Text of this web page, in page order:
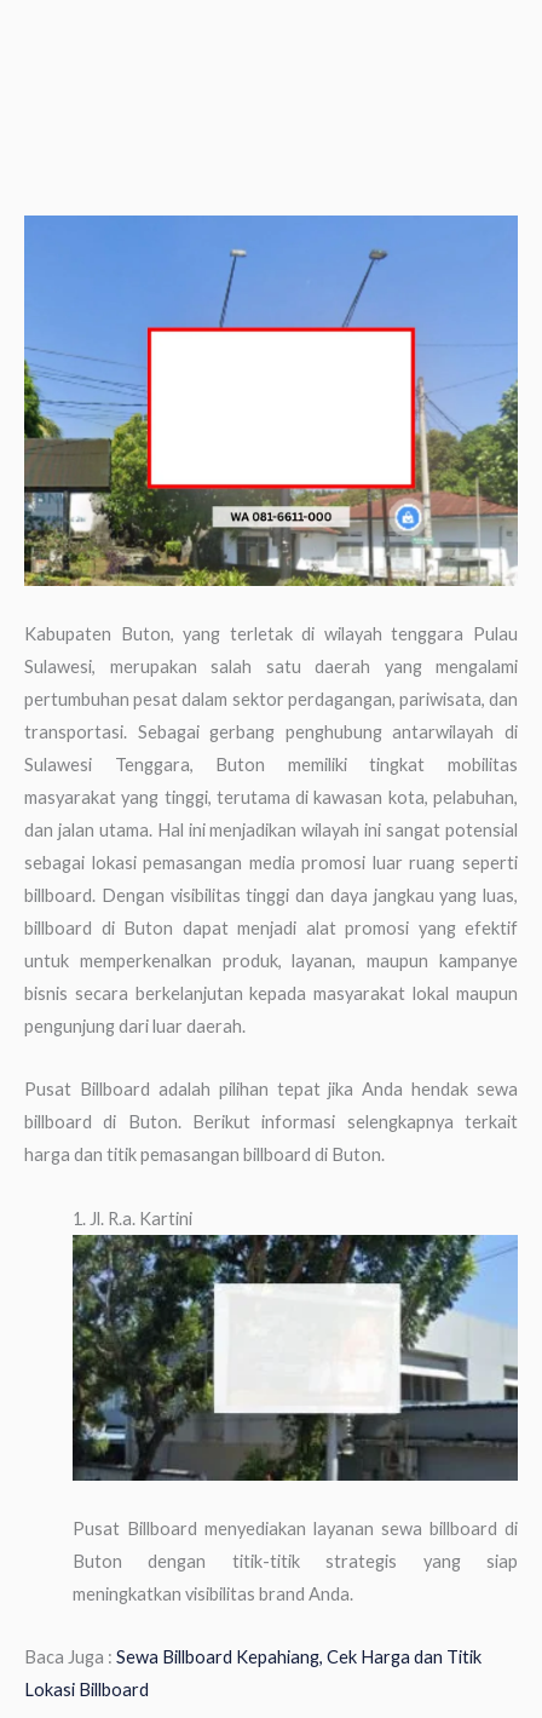
Kabupaten Buton, yang terletak di wilayah tenggara Pulau
Sulawesi, merupakan salah satu daerah yang mengalami
pertumbuhan pesat dalam sektor perdagangan, pariwisata, dan
transportasi. Sebagai gerbang penghubung antarwilayah di
Sulawesi Tenggara, Buton memiliki tingkat mobilitas
masyarakat yang tinggi, terutama di kawasan kota, pelabuhan,
dan jalan utama. Hal ini menjadikan wilayah ini sangat potensial
sebagai lokasi pemasangan media promosi luar ruang seperti
billboard. Dengan visibilitas tinggi dan daya jangkau yang luas,
billboard di Buton dapat menjadi alat promosi yang efektif
untuk memperkenalkan produk, layanan, maupun kampanye
bisnis secara berkelanjutan kepada masyarakat lokal maupun
pengunjung dari luar daerah.
Pusat Billboard adalah pilihan tepat jika Anda hendak sewa
billboard di Buton. Berikut informasi selengkapnya terkait
harga dan titik pemasangan billboard di Buton.
1. Jl. R.a. Kartini
Pusat Billboard menyediakan layanan sewa billboard di
Buton dengan titik-titik strategis yang siap
meningkatkan visibilitas brand Anda.
Baca Juga : Sewa Billboard Kepahiang, Cek Harga dan Titik
Lokasi Billboard